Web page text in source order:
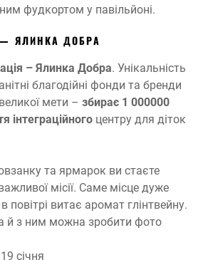
фудкортом у павільйоні.
ЯЛИНКА ДОБРА
– Ялинка Добра. Унікальність
благодійні фонди та бренди
мети – збирає 1 000000
інтеграційного центру для діток
та ярмарок ви стаєте
місії. Саме місце дуже
повітрі витає аромат глінтвейну.
й з ним можна зробити фото
січня